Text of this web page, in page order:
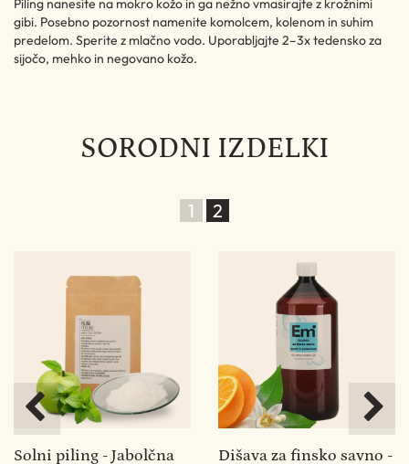
Piling nanesite na mokro kožo in ga nežno vmasirajte z krožnimi
gibi. Posebno pozornost namenite komolcem, kolenom in suhim
predelom. Sperite z mlačno vodo. Uporabljajte 2–3x tedensko za
sijočo, mehko in negovano kožo.
SORODNI IZDELKI
1 2
Solni piling - Jabolčna Dišava za finsko savno -